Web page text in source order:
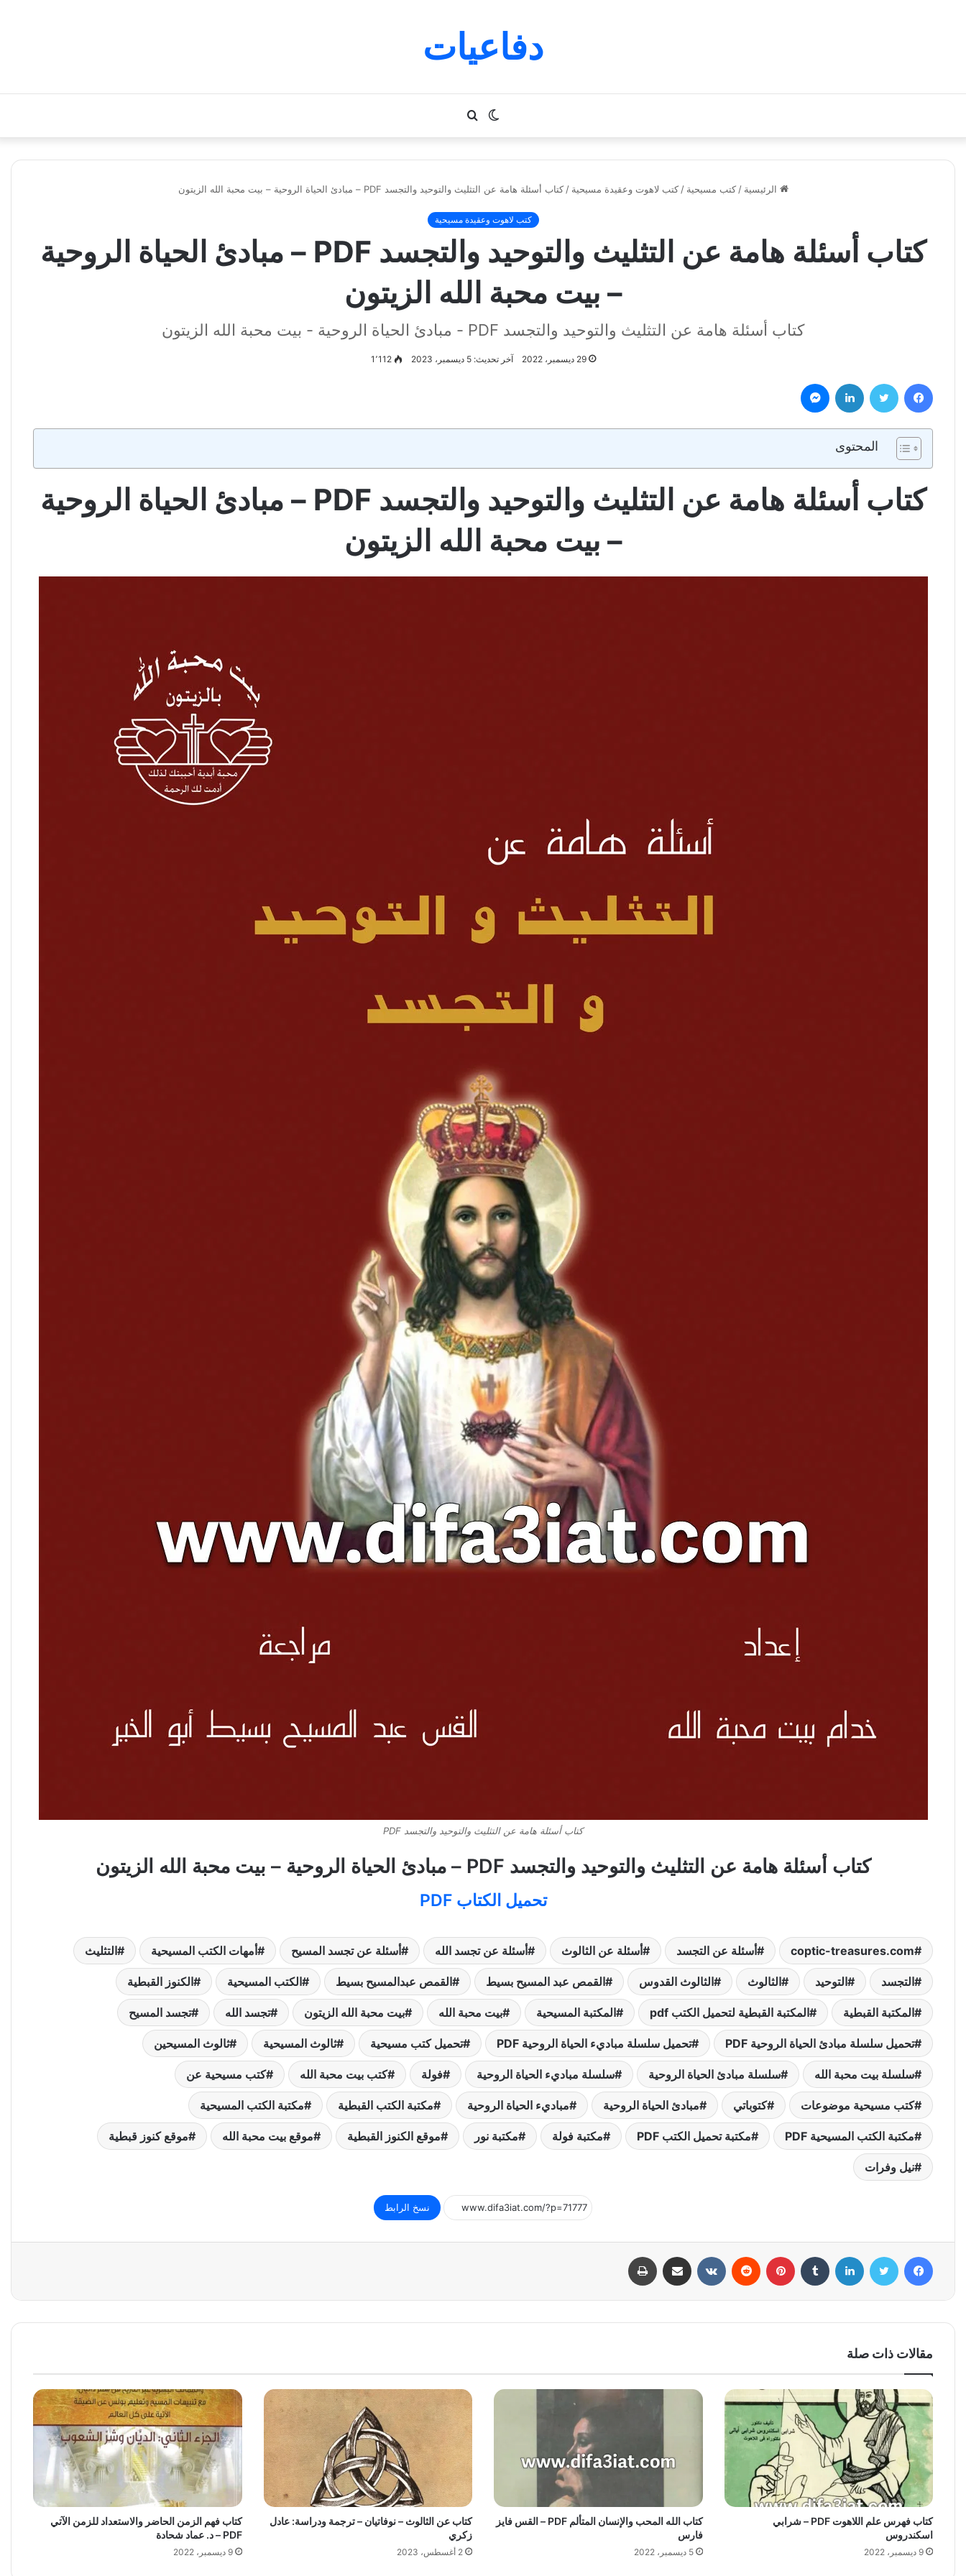
دفاعيات
بحث
عن
الوضع
المظلم
الرئيسية / كتب مسيحية / كتب لاهوت وعقيدة مسيحية / كتاب أسئلة هامة عن التثليث والتوحيد والتجسد PDF – مبادئ الحياة الروحية – بيت محبة الله الزيتون
كتب لاهوت وعقيدة مسيحية
كتاب أسئلة هامة عن التثليث والتوحيد والتجسد PDF – مبادئ الحياة الروحية
– بيت محبة الله الزيتون
كتاب أسئلة هامة عن التثليث والتوحيد والتجسد PDF - مبادئ الحياة الروحية - بيت محبة الله الزيتون
29 ديسمبر، 2022 آخر تحديث: 5 ديسمبر، 2023 1٬112
فيسبوك تويتر لينكدإن
المحتوى
كتاب أسئلة هامة عن التثليث والتوحيد والتجسد PDF – مبادئ الحياة الروحية
– بيت محبة الله الزيتون
كتاب أسئلة هامة عن التثليث والتوحيد والتجسد PDF
كتاب أسئلة هامة عن التثليث والتوحيد والتجسد PDF – مبادئ الحياة الروحية – بيت محبة الله الزيتون
تحميل الكتاب PDF
coptic-treasures.com أسئلة عن التجسد أسئلة عن الثالوث أسئلة عن تجسد الله أسئلة عن تجسد المسيح أمهات الكتب المسيحية التثليث
التجسد التوحيد الثالوث الثالوث القدوس القمص عبد المسيح بسيط القمص عبدالمسيح بسيط الكتب المسيحية الكنوز القبطية
المكتبة القبطية المكتبة القبطية لتحميل الكتب pdf المكتبة المسيحية بيت محبة الله بيت محبة الله الزيتون تجسد الله تجسد المسيح
تحميل سلسلة مبادئ الحياة الروحية PDF تحميل سلسلة مباديء الحياة الروحية PDF تحميل كتب مسيحية ثالوث المسيحية ثالوث المسيحين
سلسلة بيت محبة الله سلسلة مبادئ الحياة الروحية سلسلة مباديء الحياة الروحية فولة كتب بيت محبة الله كتب مسيحية عن
كتب مسيحية موضوعات كتوباتي مبادئ الحياة الروحية مباديء الحياة الروحية مكتبة الكتب القبطية مكتبة الكتب المسيحية
مكتبة الكتب المسيحية PDF مكتبة تحميل الكتب PDF مكتبة فولة مكتبة نور موقع الكنوز القبطية موقع بيت محبة الله موقع كنوز قبطية
نيل وفرات
نسخ الرابط
فيسبوك تويتر لينكدإن بينتيريست مشاركة عبر البريد
مقالات ذات صلة
كتاب فهرس علم اللاهوت PDF – شرابي
اسكندروس
9 ديسمبر، 2022
كتاب الله المحب والإنسان المتألم PDF – القس فايز
فارس
5 ديسمبر، 2022
كتاب عن الثالوث – نوفاتيان – ترجمة ودراسة: عادل
زكري
2 أغسطس، 2023
كتاب فهم الزمن الحاضر والاستعداد للزمن الآتي
PDF – د. عماد شحادة
9 ديسمبر، 2022